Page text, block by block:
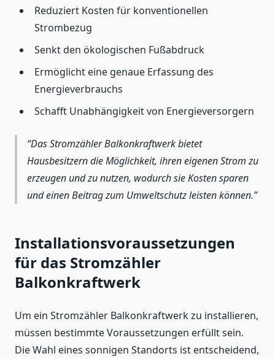
Reduziert Kosten für konventionellen
Strombezug
Senkt den ökologischen Fußabdruck
Ermöglicht eine genaue Erfassung des
Energieverbrauchs
Schafft Unabhängigkeit von Energieversorgern
Das Stromzähler Balkonkraftwerk bietet
Hausbesitzern die Möglichkeit, ihren eigenen Strom zu
erzeugen und zu nutzen, wodurch sie Kosten sparen
und einen Beitrag zum Umweltschutz leisten können.
Installationsvoraussetzungen
für das Stromzähler
Balkonkraftwerk
Um ein Stromzähler Balkonkraftwerk zu installieren,
müssen bestimmte Voraussetzungen erfüllt sein.
Die Wahl eines sonnigen Standorts ist entscheidend,